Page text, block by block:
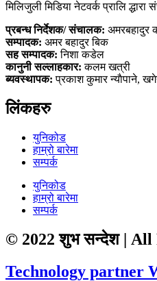
मिलिजुली मिडिया नेटवर्क प्रालि
प्रबन्ध निर्देशक/ संचालक: अमरबहादुर
सम्पादक: अमर बहादुर बिक
सह सम्पादक: निशा कडेल
कानुनी सल्लाहकार: कलम खत्री
ब्यवस्थापक:प्रकाश कुमार न्याैपाने,
लिंकहरु
युनिकोड
हाम्रो बारेमा
सम्पर्क
युनिकोड
हाम्रो बारेमा
सम्पर्क
© 2022 शुभ सन्देश | All
Technology partner